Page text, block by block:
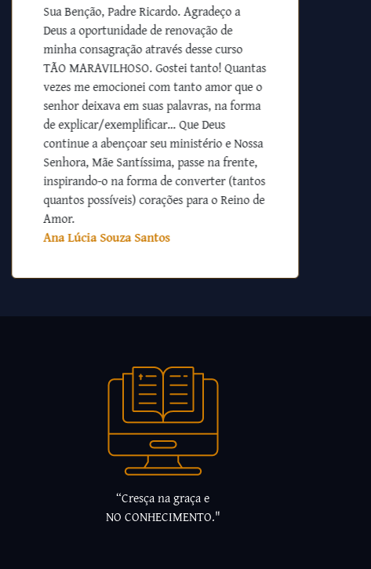
Sua Benção, Padre Ricardo. Agradeço a
Deus a oportunidade de renovação de
minha consagração através desse curso
TÃO MARAVILHOSO. Gostei tanto! Quantas
vezes me emocionei com tanto amor que o
senhor deixava em suas palavras, na forma
de explicar/exemplificar… Que Deus
continue a abençoar seu ministério e Nossa
Senhora, Mãe Santíssima, passe na frente,
inspirando-o na forma de converter (tantos
quantos possíveis) corações para o Reino de
Amor.
Ana Lúcia Souza Santos
“Cresça na graça e
NO CONHECIMENTO."